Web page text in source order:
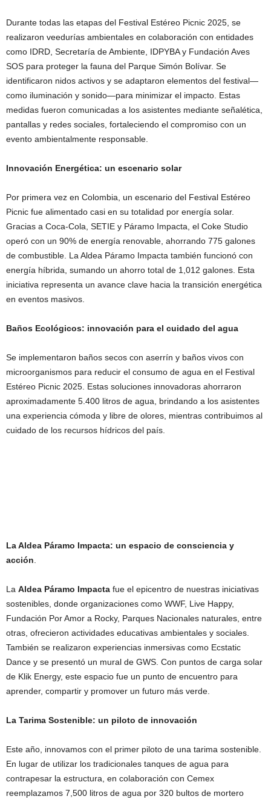
Durante todas las etapas del Festival Estéreo Picnic 2025, se
realizaron veedurías ambientales en colaboración con entidades
como IDRD, Secretaría de Ambiente, IDPYBA y Fundación Aves
SOS para proteger la fauna del Parque Simón Bolívar. Se
identificaron nidos activos y se adaptaron elementos del festival—
como iluminación y sonido—para minimizar el impacto. Estas
medidas fueron comunicadas a los asistentes mediante señalética,
pantallas y redes sociales, fortaleciendo el compromiso con un
evento ambientalmente responsable.
Innovación Energética: un escenario solar
Por primera vez en Colombia, un escenario del Festival Estéreo
Picnic fue alimentado casi en su totalidad por energía solar.
Gracias a Coca-Cola, SETIE y Páramo Impacta, el Coke Studio
operó con un 90% de energía renovable, ahorrando 775 galones
de combustible. La Aldea Páramo Impacta también funcionó con
energía híbrida, sumando un ahorro total de 1,012 galones. Esta
iniciativa representa un avance clave hacia la transición energética
en eventos masivos.
Baños Ecológicos: innovación para el cuidado del agua
Se implementaron baños secos con aserrín y baños vivos con
microorganismos para reducir el consumo de agua en el Festival
Estéreo Picnic 2025. Estas soluciones innovadoras ahorraron
aproximadamente 5.400 litros de agua, brindando a los asistentes
una experiencia cómoda y libre de olores, mientras contribuimos al
cuidado de los recursos hídricos del país.
La Aldea Páramo Impacta: un espacio de consciencia y
acción.
La Aldea Páramo Impacta fue el epicentro de nuestras iniciativas
sostenibles, donde organizaciones como WWF, Live Happy,
Fundación Por Amor a Rocky, Parques Nacionales naturales, entre
otras, ofrecieron actividades educativas ambientales y sociales.
También se realizaron experiencias inmersivas como Ecstatic
Dance y se presentó un mural de GWS. Con puntos de carga solar
de Klik Energy, este espacio fue un punto de encuentro para
aprender, compartir y promover un futuro más verde.
La Tarima Sostenible: un piloto de innovación
Este año, innovamos con el primer piloto de una tarima sostenible.
En lugar de utilizar los tradicionales tanques de agua para
contrapesar la estructura, en colaboración con Cemex
reemplazamos 7,500 litros de agua por 320 bultos de mortero